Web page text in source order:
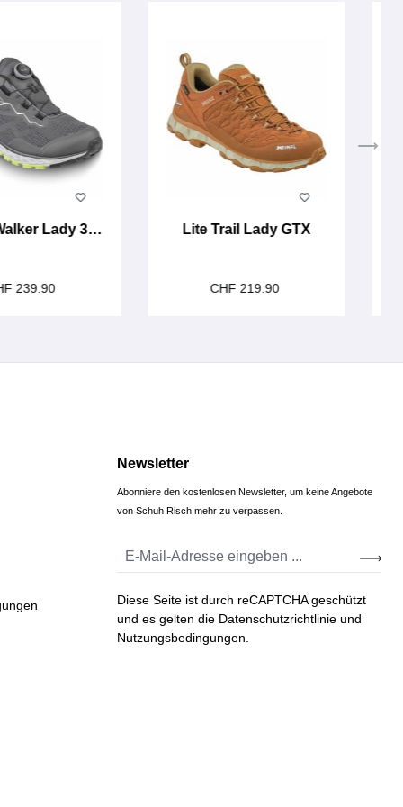
Lady 3.5
239.90
Lite Trail Lady GTX
CHF 219.90
Newsletter
Abonniere den kostenlosen Newsletter, um keine Angebote
von Schuh Risch mehr zu verpassen.
Diese Seite ist durch reCAPTCHA geschützt
und es gelten die Datenschutzrichtlinie und
Nutzungsbedingungen